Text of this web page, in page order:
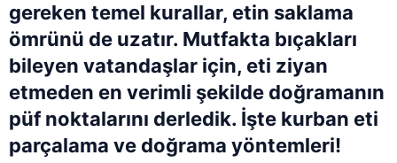
gereken temel kurallar, etin saklama
ömrünü de uzatır. Mutfakta bıçakları
bileyen vatandaşlar için, eti ziyan
etmeden en verimli şekilde doğramanın
püf noktalarını derledik. İşte kurban eti
parçalama ve doğrama yöntemleri!